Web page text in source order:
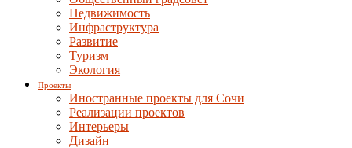
Недвижимость
Инфраструктура
Развитие
Туризм
Экология
Проекты
Иностранные проекты для Сочи
Реализации проектов
Интерьеры
Дизайн